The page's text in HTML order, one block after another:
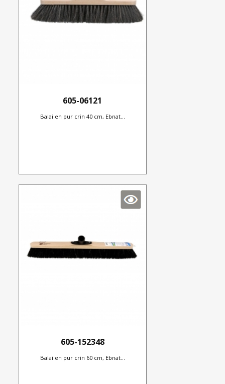
605-06121
Balai en pur crin 40 cm, Ebnat...
605-152348
Balai en pur crin 60 cm, Ebnat...